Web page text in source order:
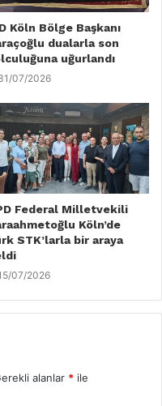
Köln Bölge Başkanı
dualarla son
uğurlandı
07/2026
Federal Milletvekili
Köln’de
STK’larla bir araya
07/2026
alanlar * ile